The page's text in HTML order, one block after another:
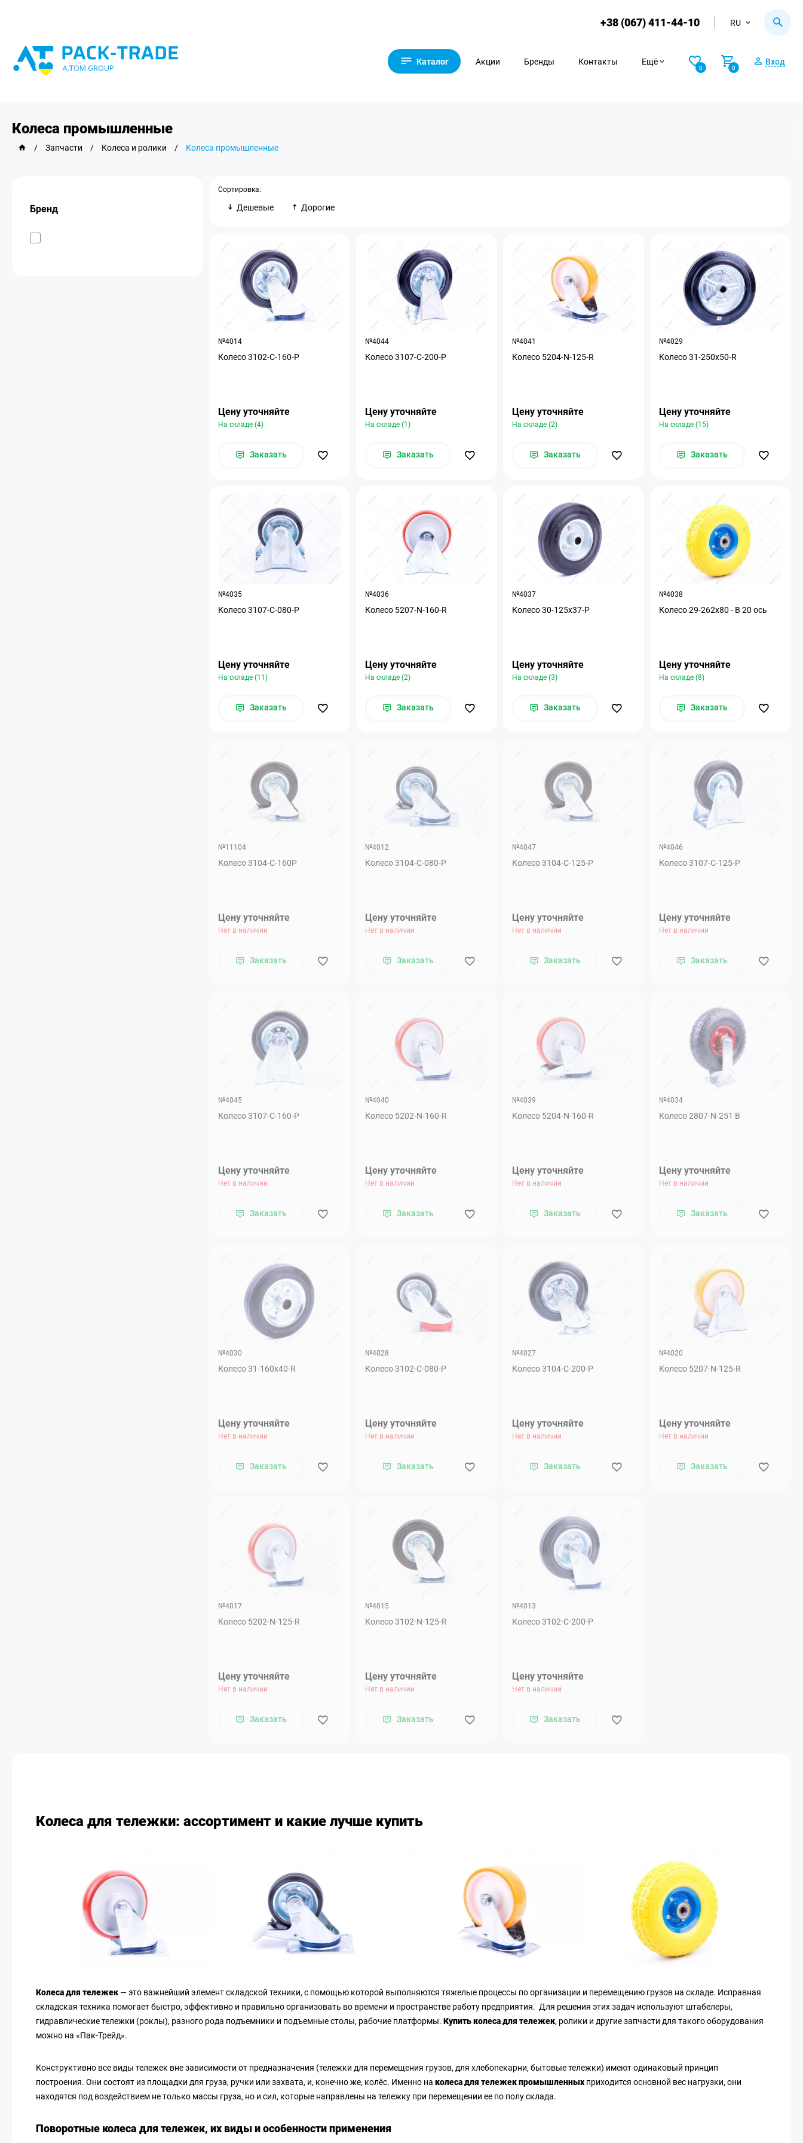
+38 (067) 411-44-10 RU
Каталог Акции Бренды Контакты Ещё
0 0
Вход
Колеса промышленные
/ Запчасти / Колеса и ролики / Колеса промышленные
Бренд
Сортировка:
Дешевые Дорогие
№4014
Колесо 3102-С-160-Р
Цену уточняйте
На складе (4)
Заказать
№4044
Колесо 3107-С-200-Р
Цену уточняйте
На складе (1)
Заказать
№4041
Колесо 5204-N-125-R
Цену уточняйте
На складе (2)
Заказать
№4029
Колесо 31-250х50-R
Цену уточняйте
На складе (15)
Заказать
№4035
Колесо 3107-С-080-P
Цену уточняйте
На складе (11)
Заказать
№4036
Колесо 5207-N-160-R
Цену уточняйте
На складе (2)
Заказать
№4037
Колесо 30-125х37-Р
Цену уточняйте
На складе (3)
Заказать
№4038
Колесо 29-262х80 - В 20 ось
Цену уточняйте
На складе (8)
Заказать
№11104
Колесо 3104-С-160Р
Цену уточняйте
Нет в наличии
Заказать
№4012
Колесо 3104-С-080-P
Цену уточняйте
Нет в наличии
Заказать
№4047
Колесо 3104-С-125-Р
Цену уточняйте
Нет в наличии
Заказать
№4046
Колесо 3107-С-125-Р
Цену уточняйте
Нет в наличии
Заказать
№4045
Колесо 3107-С-160-Р
Цену уточняйте
Нет в наличии
Заказать
№4040
Колесо 5202-N-160-R
Цену уточняйте
Нет в наличии
Заказать
№4039
Колесо 5204-N-160-R
Цену уточняйте
Нет в наличии
Заказать
№4034
Колесо 2807-N-251 B
Цену уточняйте
Нет в наличии
Заказать
№4030
Колесо 31-160х40-R
Цену уточняйте
Нет в наличии
Заказать
№4028
Колесо 3102-С-080-Р
Цену уточняйте
Нет в наличии
Заказать
№4027
Колесо 3104-С-200-Р
Цену уточняйте
Нет в наличии
Заказать
№4020
Колесо 5207-N-125-R
Цену уточняйте
Нет в наличии
Заказать
№4017
Колесо 5202-N-125-R
Цену уточняйте
Нет в наличии
Заказать
№4015
Колесо 3102-N-125-R
Цену уточняйте
Нет в наличии
Заказать
№4013
Колесо 3102-С-200-Р
Цену уточняйте
Нет в наличии
Заказать
Колеса для тележки: ассортимент и какие лучше купить
Колеса для тележек — это важнейший элемент складской техники, с помощью которой выполняются тяжелые процессы по организации и перемещению грузов на складе. Исправная
складская техника помогает быстро, эффективно и правильно организовать во времени и пространстве работу предприятия. Для решения этих задач используют штабелеры,
гидравлические тележки (роклы), разного рода подъемники и подъемные столы, рабочие платформы. Купить колеса для тележек, ролики и другие запчасти для такого оборудования
можно на «Пак-Трейд».
Конструктивно все виды тележек вне зависимости от предназначения (тележки для перемещения грузов, для хлебопекарни, бытовые тележки) имеют одинаковый принцип
построения. Они состоят из площадки для груза, ручки или захвата, и, конечно же, колёс. Именно на колеса для тележек промышленных приходится основной вес нагрузки, они
находятся под воздействием не только массы груза, но и сил, которые направлены на тележку при перемещении ее по полу склада.
Поворотные колеса для тележек, их виды и особенности применения